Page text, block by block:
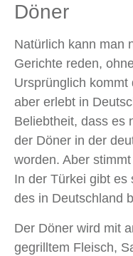
Döner
Natürlich kann man
Gerichte reden,
Ursprünglich
aber erlebt in
Beliebtheit, dass es
der Döner in der
worden. Aber
In der Türkei gibt es
des in Deutschland
Der Döner wird mit
gegrilltem Fleisch,